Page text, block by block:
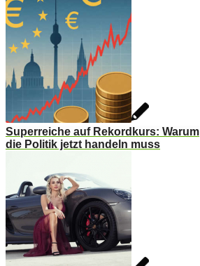
Superreiche auf Rekordkurs: Warum
die Politik jetzt handeln muss